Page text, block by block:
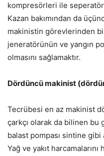
kompresörleri ile
Kazan bakımından da
makinistin görevlerinden
jeneratörünün ve yangın
olmasını sağlamaktır.
Dördüncü makinist
Tecrübesi en az makinist
çarkçı olarak da bilinen bu
balast pompası sintine gibi
Yağ ve yakıt harcamalarını